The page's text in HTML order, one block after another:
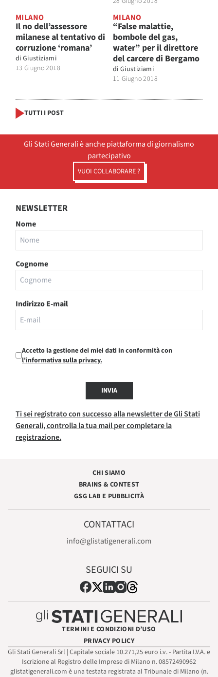
MILANO
Il no dell’assessore
milanese al tentativo di
corruzione ‘romana’
di Giustiziami
13 Giugno 2018
MILANO
“False malattie,
bombole del gas,
water” per il direttore
del carcere di Bergamo
di Giustiziami
11 Giugno 2018
TUTTI I POST
Gli Stati Generali è anche piattaforma di giornalismo
partecipativo
VUOI COLLABORARE ?
NEWSLETTER
Nome
Cognome
Indirizzo E-mail
Accetto la gestione dei miei dati in conformità con
l'informativa sulla privacy.
INVIA
Ti sei registrato con successo alla newsletter de Gli Stati
Generali, controlla la tua mail per completare la
registrazione.
CHI SIAMO
BRAINS & CONTEST
GSG LAB E PUBBLICITÀ
CONTATTACI
info@glistatigenerali.com
SEGUICI SU
TERMINI E CONDIZIONI D’USO
PRIVACY POLICY
Gli Stati Generali Srl | Capitale sociale 10.271,25 euro i.v. - Partita I.V.A. e
Iscrizione al Registro delle Imprese di Milano n. 08572490962
glistatigenerali.com è una testata registrata al Tribunale di Milano (n.